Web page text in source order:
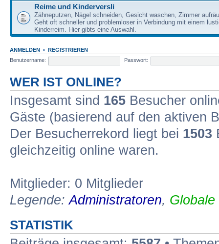
Reime und Kinderversli
Zähneputzen, Nägel schneiden, Gesicht waschen, Zimmer
Geht oft schneller und problemloser in Verbindung mit einem
Kinderreim. Hier gibts eine Auswahl.
ANMELDEN • REGISTRIEREN
Benutzername:
Passwort:
WER IST ONLINE?
Insgesamt sind 165 Besucher
Gäste (basierend auf den aktiven
Der Besucherrekord liegt bei 1503
gleichzeitig online waren.
Mitglieder: 0 Mitglieder
Legende:Administratoren,
STATISTIK